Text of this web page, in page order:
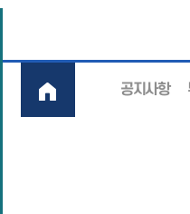
공지사항